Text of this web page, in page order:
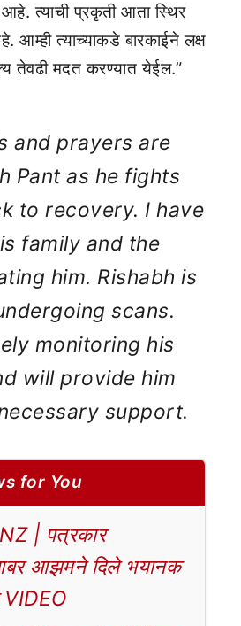
त्याची प्रकृती आता स्थिर
त्याच्याकडे बारकाईने लक्ष
तेवढी मदत करण्यात येईल.”
and prayers are
Pant as he fights
to recovery. I have
family and the
him. Rishabh is
scans.
monitoring his
will provide him
support.
for You
| पत्रकार
आझमने दिले भयानक
VIDEO